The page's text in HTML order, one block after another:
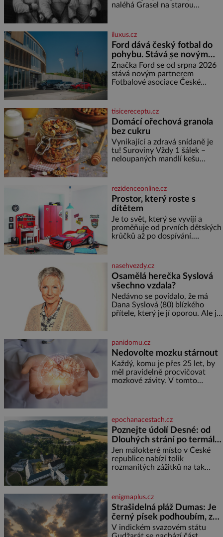
příběh je
naléhá Grasel na starou
nemůže, protože žádné nemá,
spokojí se lupič s několika
měďáky a štůčky látky. Zraněná
žena pár dní nato umírá. Je to
muž nebývale krutý. Jeho činy
budí hrůzu ještě dlouho po jeho
smrti
iluxus.cz
Ford dává český fotbal do
pohybu. Stává se novým
partnerem FAČR
Značka Ford se od srpna 2026
stává novým partnerem
Fotbalové asociace České
asociace, reprezentačních týmů
i českého fotbalu v regionech.
Partner
tisicereceptu.cz
Domácí ořechová granola
bez cukru
Vynikající a zdravá snídaně je
tu! Suroviny Vždy 1 šálek –
neloupaných mandlí kešu
semínek dýně rozinek 3 šálky
ovesných vloček 1 lžíce mlet
rezidenceonline.cz
Prostor, který roste s
dítětem
Je to svět, který se vyvíjí a
proměňuje od prvních dětských
krůčků až po dospívání.
soustředění i odpočinek a
reaguje na každou etapu života
a specifické potřeby dítěte. Pro
nejmenší je klíčová
jednoduchost, měkkost a
bezpečí, proto by pokoj
miminka měl působit především
nasehvezdy.cz
Osamělá herečka Syslová
všechno vzdala?
Nedávno se povídalo, že má
Dana Syslová (80) blízkého
přítele, který je jí oporou. Ale je
častěji mluví o svém odchodu.
Dohnala ji snad samota? Půs
panidomu.cz
Nedovolte mozku stárnout
Každý, komu je přes 25 let, by
měl pravidelně procvičovat
mozkové závity. V tomto
jméno kolegy z práce. Nebo
marně v paměti lovíte název
knížky, kterou jste nedávno
přečetli. Je to opravdu tak, s
věkem jako kdyby se paměť
rozhodla stávkovat. Cvičte
epochanacestach.cz
Poznejte údolí Desné: od
Dlouhých strání po termální
prameny
Jen málokteré místo v České
republice nabízí tolik
rozmanitých zážitků na tak
jediného dne můžete
nahlédnout do útrob jedné z
nejvýznamnějších vodních
elektráren v Evropě, vydat se na
horské hřebeny, projet se na
koloběžce a den zakončit
enigmaplus.cz
Strašidelná pláž Dumas: Je
černý písek podhoubím, ze
kterého roste zlo?
V indickém svazovém státu